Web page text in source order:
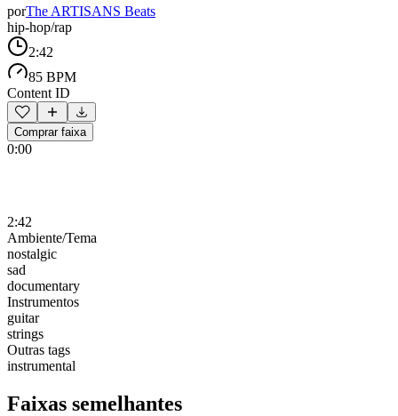
porThe ARTISANS Beats
hip-hop/rap
2:42
85 BPM
Content ID
Comprar faixa
0:00
2:42
Ambiente/Tema
nostalgic
sad
documentary
Instrumentos
guitar
strings
Outras tags
instrumental
Faixas semelhantes